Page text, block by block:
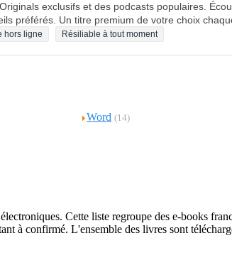
exclusifs et des podcasts populaires.
préférés. Un titre premium de votre choix
hors ligne Résiliable à tout moment
Word (14)
Cette liste regroupe des e-books
à confirmé. L'ensemble des livres sont